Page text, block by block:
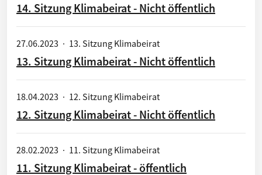
14. Sitzung Klimabeirat - Nicht öffentlich
27.06.2023 · 13. Sitzung Klimabeirat
13. Sitzung Klimabeirat - Nicht öffentlich
18.04.2023 · 12. Sitzung Klimabeirat
12. Sitzung Klimabeirat - Nicht öffentlich
28.02.2023 · 11. Sitzung Klimabeirat
11. Sitzung Klimabeirat - öffentlich